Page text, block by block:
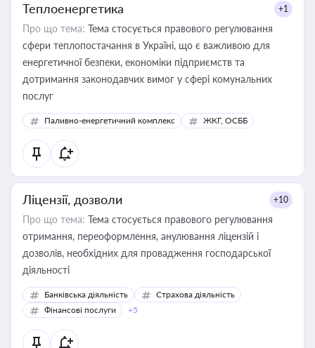
Теплоенергетика +1
Про що тема: Тема стосується правового регулювання
сфери теплопостачання в Україні, що є важливою для
енергетичної безпеки, економіки підприємств та
дотримання законодавчих вимог у сфері комунальних
послуг
Паливно-енергетичний комплекс ЖКГ, ОСББ
Ліцензії, дозволи +10
Про що тема: Тема стосується правового регулювання
отримання, переоформлення, анулювання ліцензій і
дозволів, необхідних для провадження господарської
діяльності
Банківська діяльність
Страхова діяльність
Фінансові послуги
+5